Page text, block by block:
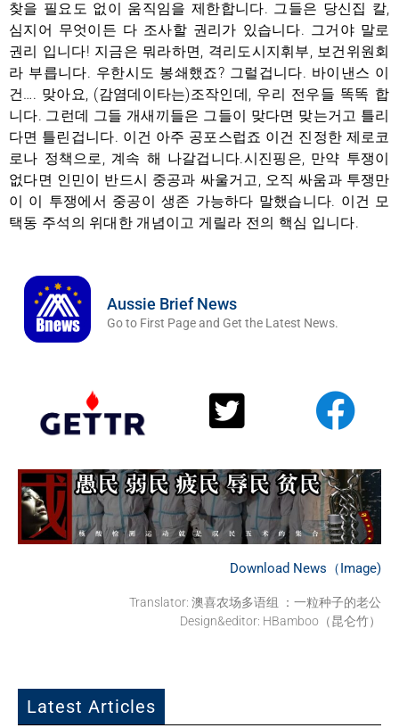
찾을 필요도 없이 움직임을 제한합니다. 그들은 당신집 칼,
심지어 무엇이든 다 조사할 권리가 있습니다. 그거야 말로
권리 입니다! 지금은 뭐라하면, 격리도시지휘부, 보건위원회
라 부릅니다. 우한시도 봉쇄했죠? 그럴겁니다. 바이낸스 이
건…. 맞아요, (감염데이타는)조작인데, 우리 전우들 똑똑 합
니다. 그런데 그들 개새끼들은 그들이 맞다면 맞는거고 틀리
다면 틀린겁니다. 이건 아주 공포스럽죠 이건 진정한 제로코
로나 정책으로, 계속 해 나갈겁니다.시진핑은, 만약 투쟁이
없다면 인민이 반드시 중공과 싸울거고, 오직 싸움과 투쟁만
이 이 투쟁에서 중공이 생존 가능하다 말했습니다. 이건 모
택동 주석의 위대한 개념이고 게릴라 전의 핵심 입니다.
Aussie Brief News
Go to First Page and Get the Latest News.
Download News（Image)
Translator: 澳喜农场多语组 ：一粒种子的老公
Design&editor: HBamboo（昆仑竹）
Latest Articles